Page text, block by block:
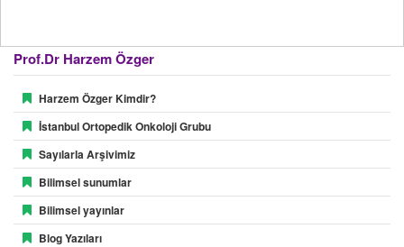
Prof.Dr Harzem Özger
Harzem Özger Kimdir?
İstanbul Ortopedik Onkoloji Grubu
Sayılarla Arşivimiz
Bilimsel sunumlar
Bilimsel yayınlar
Blog Yazıları